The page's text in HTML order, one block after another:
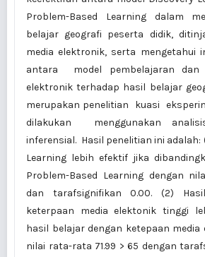
Problem-Based Learning dalam
belajar geografi peserta didik,
media elektronik, serta mengetahui
antara model pembelajaran dan
elektronik terhadap hasil belajar
merupakan penelitian kuasi
dilakukan menggunakan
inferensial. Hasil penelitian ini adalah:
Learning lebih efektif jika
Problem-Based Learning dengan
dan tarafsignifikan 0.00. (2)
keterpaan media elektonik tinggi
hasil belajar dengan ketepaan media
nilai rata-rata 71.99 > 65 dengan